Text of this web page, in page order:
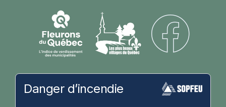
Danger d’incendie